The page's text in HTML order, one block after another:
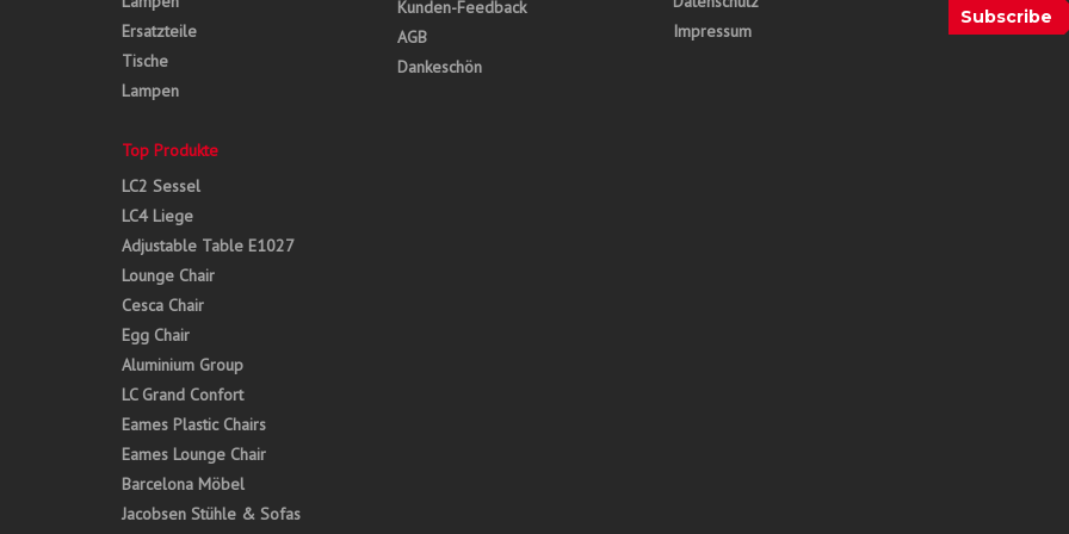
Ersatzteile
Tische
Lampen
Top Produkte
LC2 Sessel
LC4 Liege
Adjustable Table E1027
Lounge Chair
Cesca Chair
Egg Chair
Aluminium Group
LC Grand Confort
Eames Plastic Chairs
Eames Lounge Chair
Barcelona Möbel
Jacobsen Stühle & Sofas
Kunden-Feedback
AGB
Dankeschön
Impressum
Subscribe